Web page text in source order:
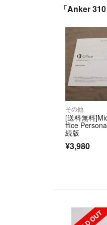
「Anker
その他
[送料無料
ffice
続版
¥3,980